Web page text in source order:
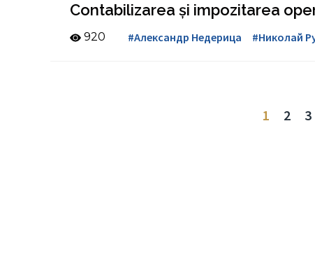
Contabilizarea și impozitarea
920 #Александр Недерица #Николай
1 2 3